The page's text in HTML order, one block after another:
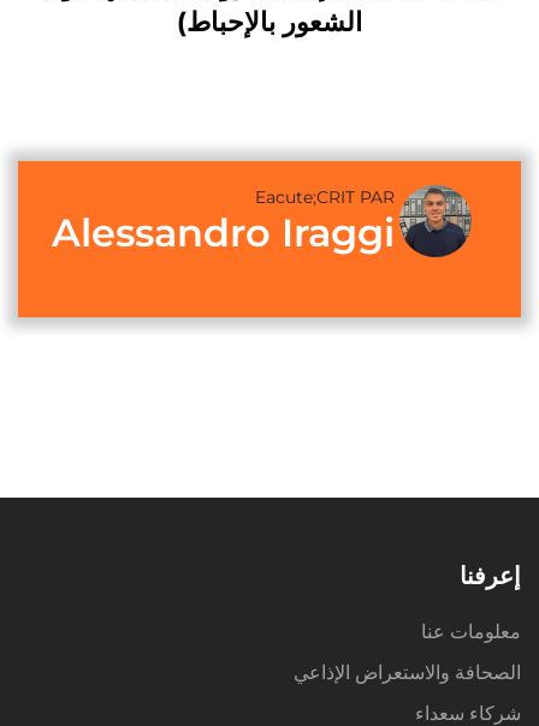
الشعور بالإحباط)
Eacute;CRIT PAR
Alessandro Iraggi
إعرفنا
معلومات عنا
الصحافة والاستعراض الإذاعي
شركاء سعداء